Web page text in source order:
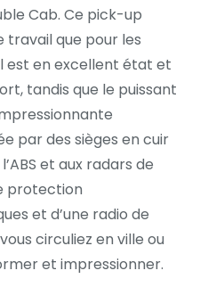
Cab. Ce pick-up
que pour les
est en excellent état et
tandis que le puissant
par des sièges en cuir
et aux radars de
protection
et d’une radio de
circuliez en ville ou
et impressionner.